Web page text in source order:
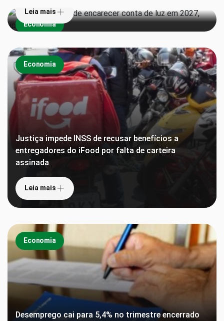
Economia
Leia mais
Economia
Justiça impede INSS de recusar benefícios a
entregadores do iFood por falta de carteira
assinada
Leia mais
Economia
Desemprego cai para 5,4% no trimestre encerrado